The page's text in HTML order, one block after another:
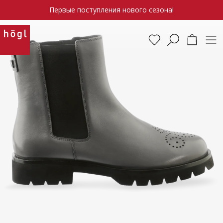
Первые поступления нового сезона!